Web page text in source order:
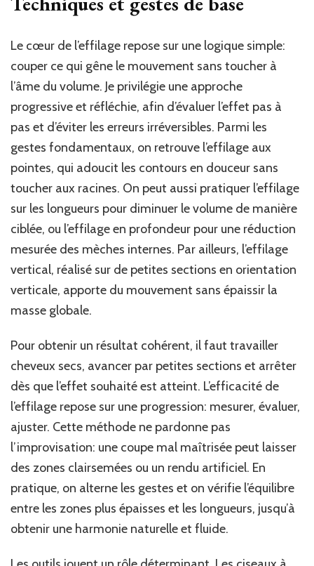
Le cœur de l’effilage repose sur une logique simple:
couper ce qui gêne le mouvement sans toucher à
l’âme du volume. Je privilégie une approche
progressive et réfléchie, afin d’évaluer l’effet pas à
pas et d’éviter les erreurs irréversibles. Parmi les
gestes fondamentaux, on retrouve l’effilage aux
pointes, qui adoucit les contours en douceur sans
toucher aux racines. On peut aussi pratiquer l’effilage
sur les longueurs pour diminuer le volume de manière
ciblée, ou l’effilage en profondeur pour une réduction
mesurée des mèches internes. Par ailleurs, l’effilage
vertical, réalisé sur de petites sections en orientation
verticale, apporte du mouvement sans épaissir la
masse globale.
Pour obtenir un résultat cohérent, il faut travailler
cheveux secs, avancer par petites sections et arrêter
dès que l’effet souhaité est atteint. L’efficacité de
l’effilage repose sur une progression: mesurer, évaluer,
ajuster. Cette méthode ne pardonne pas
l’improvisation: une coupe mal maîtrisée peut laisser
des zones clairsemées ou un rendu artificiel. En
pratique, on alterne les gestes et on vérifie l’équilibre
entre les zones plus épaisses et les longueurs, jusqu’à
obtenir une harmonie naturelle et fluide.